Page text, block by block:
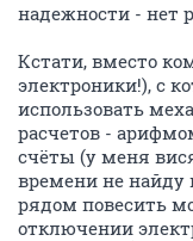
надежности - нет
Кстати, вместо
электроники!), с
использовать
расчетов -
счёты (у меня
времени не найду
рядом повесить
отключении